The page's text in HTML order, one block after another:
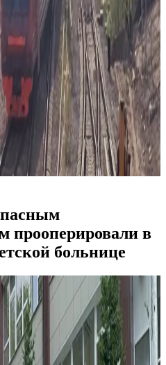
прооперировали в
больнице